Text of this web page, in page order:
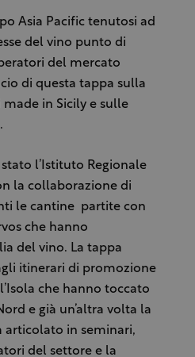
Asia Pacific tenutosi ad
del vino punto di
del mercato
di questa tappa sulla
in Sicily e sulle
l’Istituto Regionale
la collaborazione di
le cantine partite con
che hanno
del vino. La tappa
itinerari di promozione
che hanno toccato
e già un’altra volta la
articolato in seminari,
del settore e la